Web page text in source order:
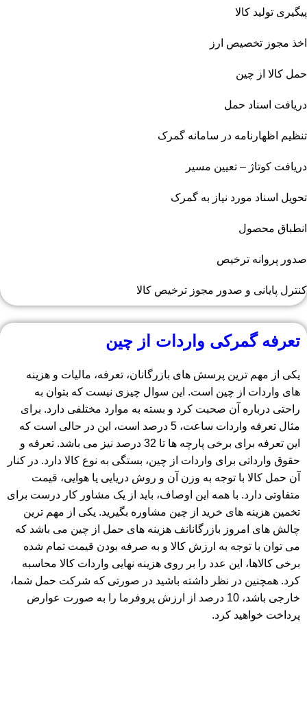
پیگیری تولید کالا
اخذ مجوز تخصیص ارز
حمل کالا از چین
دریافت اسناد حمل
تنظیم اظهارنامه در سامانه گمرک
دریافت کوتاژ – تعیین مسیر
تحویل اسناد مورد نیاز به گمرک
انطباق محصول
صدور پروانه ترخیص
کنترل پایانی و صدور مجوز ترخیص کالا
تعرفه گمرکی واردات از چین
یکی از مهم ترین پرسش های بازرگانان، تعرفه، مالیات و هزینه
های واردات از چین است. این سوال چیزی نیست که بتوان به
راحتی درباره آن صحبت کرد و بسته به موارد مختلفی دارد. برای
مثال تعرفه واردات ساعت، 5 درصد است، این در حالی است که
این تعرفه برای برخی پارچه ها تا 32 درصد نیز می باشد. تعرفه و
حقوق وارداتی برای واردات از چین، بستگی به نوع کالا دارد. در کنار
آن حمل کالا با توجه به وزن آن و روش دریایی یا هوایی، قیمت
متفاوتی دارد. با همه این اوصاف، باید از یک مشاور کار درست برای
تخمین هزینه های خرید از چین مشاوره بگیرید. یکی از مهم ترین
چالش های امروز بازرگانانف هزینه های حمل از چین می باشد که
می توان با توجه به ارزش کالا و به صرفه بودن قیمت تمام شده
برخی کالاها، این عدد را بر روی هزینه نهایی واردات کالا محاسبه
کرد. همچنین در نظر داشته باشید در صورتی که شرکت حمل شما،
خارجی باشد، 10 درصد از ارزش پروفرما را به صورت عوارض
پرداخت خواهید کرد.